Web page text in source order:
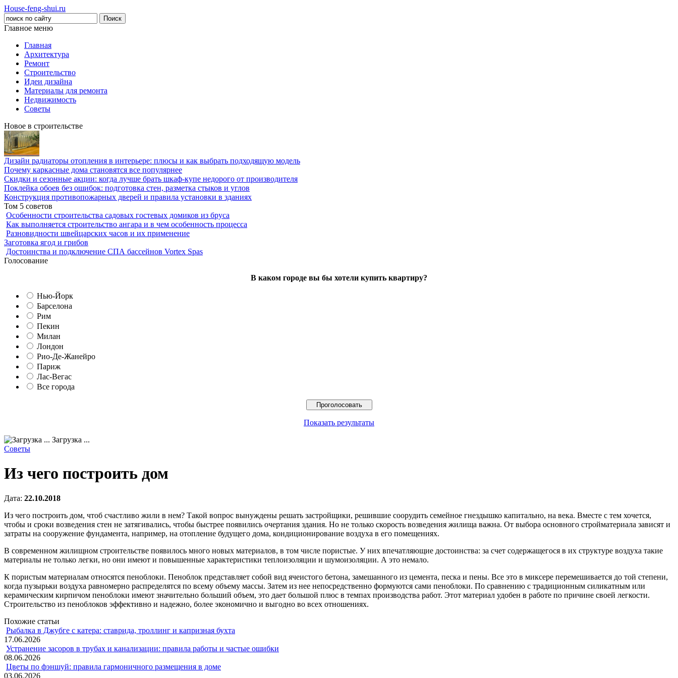
House-feng-shui.ru
Главное меню
Главная
Архитектура
Ремонт
Строительство
Идеи дизайна
Материалы для ремонта
Недвижимость
Советы
Новое в строительстве
Дизайн радиаторы отопления в интерьере: плюсы и как выбрать подходящую модель
Почему каркасные дома становятся все популярнее
Скидки и сезонные акции: когда лучше брать шкаф-купе недорого от производителя
Поклейка обоев без ошибок: подготовка стен, разметка стыков и углов
Конструкция противопожарных дверей и правила установки в зданиях
Том 5 советов
Особенности строительства садовых гостевых домиков из бруса
Как выполняется строительство ангара и в чем особенность процесса
Разновидности швейцарских часов и их применение
Заготовка ягод и грибов
Достоинства и подключение СПА бассейнов Vortex Spas
Голосование
В каком городе вы бы хотели купить квартиру?
Нью-Йорк
Барселона
Рим
Пекин
Милан
Лондон
Рио-Де-Жанейро
Париж
Лас-Вегас
Все города
Показать результаты
Загрузка ...
Советы
Из чего построить дом
Дата: 22.10.2018
Из чего построить дом, чтоб счастливо жили в нем? Такой вопрос вынуждены решать застройщики, решившие соорудить семейное гнездышко капитально, на века. Вместе с тем хочется,
чтобы и сроки возведения стен не затягивались, чтобы быстрее появились очертания здания. Но не только скорость возведения жилища важна. От выбора основного стройматериала зависят и
затраты на сооружение фундамента, например, на отопление будущего дома, кондиционирование воздуха в его помещениях.
В современном жилищном строительстве появилось много новых материалов, в том числе пористые. У них впечатляющие достоинства: за счет содержащегося в их структуре воздуха такие
материалы не только легки, но они имеют и повышенные характеристики теплоизоляции и шумоизоляции. А это немало.
К пористым материалам относятся пеноблоки. Пеноблок представляет собой вид ячеистого бетона, замешанного из цемента, песка и пены. Все это в миксере перемешивается до той степени,
когда пузырьки воздуха равномерно распределятся по всему объему массы. Затем из нее непосредственно формуются сами пеноблоки. По сравнению с традиционным силикатным или
керамическим кирпичом пеноблоки имеют значительно больший объем, это дает большой плюс в темпах производства работ. Этот материал удобен в работе по причине своей легкости.
Строительство из пеноблоков эффективно и надежно, более экономично и выгодно во всех отношениях.
Похожие статьи
Рыбалка в Джубге с катера: ставрида, троллинг и капризная бухта
17.06.2026
Устранение засоров в трубах и канализации: правила работы и частые ошибки
08.06.2026
Цветы по фэншуй: правила гармоничного размещения в доме
03.06.2026